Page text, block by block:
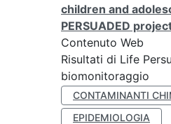
children and
PERSUADED
Contenuto Web
Risultati di Life
biomonitoraggio
CONTAMINANTI
EPIDEMIOLOGIA